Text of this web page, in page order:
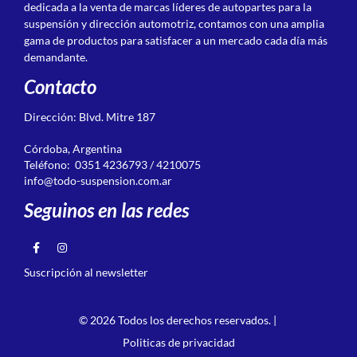
dedicada a la venta de marcas líderes de autopartes para la
suspensión y dirección automotriz, contamos con una amplia
gama de productos para satisfacer a un mercado cada día más
demandante.
Contacto
Dirección: Blvd. Mitre 187
Córdoba, Argentina
Teléfono: 0351 4236793 / 4210075
info@todo-suspension.com.ar
Seguinos en las redes
Suscripción al newsletter
© 2026 Todos los derechos reservados. |
Politicas de privacidad